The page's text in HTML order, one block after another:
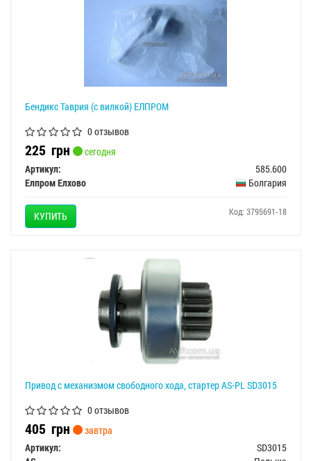
Бендикс Таврия (с вилкой) ЕЛПРОМ
0 отзывов
225 грн
сегодня
Артикул:
585.600
Елпром Елхово
Болгария
КУПИТЬ Код: 3795691-18
Привод с механизмом свободного хода, стартер AS-PL SD3015
0 отзывов
405 грн
завтра
Артикул:
SD3015